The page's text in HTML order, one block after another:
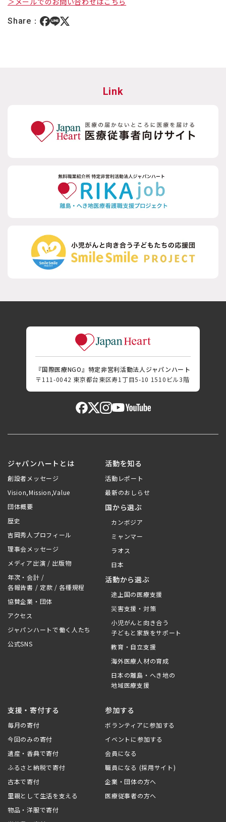
Share：
Link
『国際医療NGO』特定非営利活動法人ジャパンハート
〒111-0042 東京都台東区寿1丁目5-10 1510ビル3階
ジャパンハートとは
創設者メッセージ
Vision,Mission,Value
団体概要
歴史
吉岡秀人プロフィール
理事会メッセージ
メディア出演 / 出版物
年次・会計 /
各報告書 / 定款 / 各種規程
協賛企業・団体
アクセス
ジャパンハートで働く人たち
公式SNS
活動を知る
活動レポート
最新のおしらせ
国から選ぶ
カンボジア
ミャンマー
ラオス
日本
活動から選ぶ
途上国の医療支援
災害支援・対策
小児がんと向き合う
子どもと家族をサポート
教育・自立支援
海外医療人材の育成
日本の離島・へき地の
地域医療支援
支援・寄付する
毎月の寄付
今回のみの寄付
遺産・香典で寄付
ふるさと納税で寄付
古本で寄付
里親として生活を支える
物品・洋服で寄付
参加する
ボランティアに参加する
イベントに参加する
会員になる
職員になる (採用サイト)
企業・団体の方へ
医療従事者の方へ